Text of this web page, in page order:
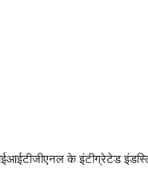
के इंटीग्रेटेड